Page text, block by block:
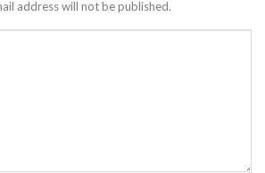
address will not be published.